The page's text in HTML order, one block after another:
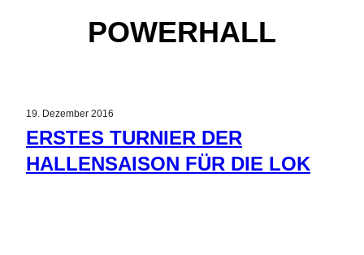
POWERHALL
19. Dezember 2016
ERSTES TURNIER DER
HALLENSAISON FÜR DIE LOK